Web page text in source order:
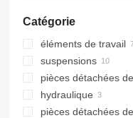
Catégorie
éléments de travail
socs
étraves de versoir
supports
burins
suspensions
ressorts à lames
paliers
silentblocs
pièces détachées
châssis
attaches rapides
hydraulique
vérins
pièces détachées